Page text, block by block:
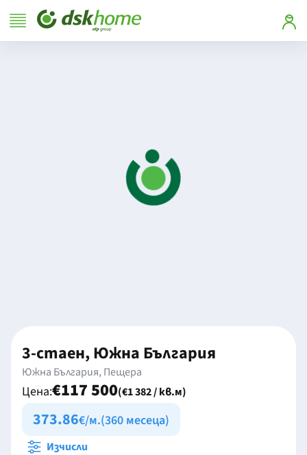
3-стаен, Южна България
Южна България, Пещера
Цена:€117 500(€1 382 / кв.м)
373.86€/м.(360 месеца)
Изчисли